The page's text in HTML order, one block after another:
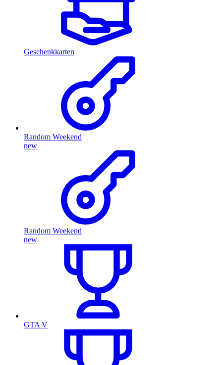
Geschenkkarten
Random Weekend
new
Random Weekend
new
GTA V